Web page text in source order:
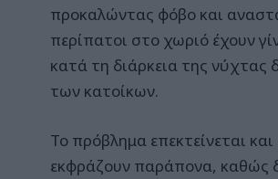
προκαλώντας φόβο και
περίπατοι στο χωριό έχουν
κατά τη διάρκεια της
των κατοίκων.
Το πρόβλημα επεκτείνεται
εκφράζουν παράπονα, καθώς